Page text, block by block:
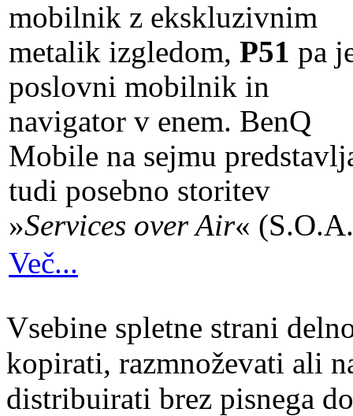
mobilnik z ekskluzivnim
metalik izgledom, P51 pa
poslovni mobilnik in
navigator v enem. BenQ
Mobile na sejmu
tudi posebno storitev
»Services over Air«
Več...
Vsebine spletne strani
kopirati, razmnoževati ali
distribuirati brez pisnega